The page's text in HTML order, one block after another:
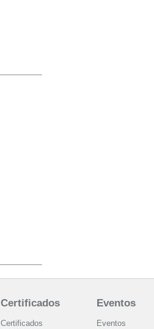
Certificados
Certificados
Eventos
Eventos